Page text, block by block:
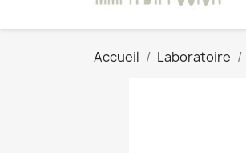
Accueil Laboratoire